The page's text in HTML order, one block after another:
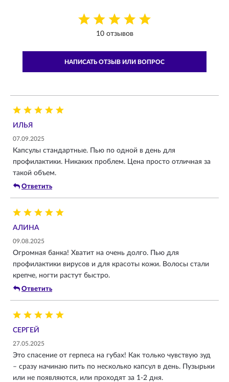
10 отзывов
НАПИСАТЬ ОТЗЫВ ИЛИ ВОПРОС
ИЛЬЯ
07.09.2025
Капсулы стандартные. Пью по одной в день для
профилактики. Никаких проблем. Цена просто отличная за
такой объем.
Ответить
АЛИНА
09.08.2025
Огромная банка! Хватит на очень долго. Пью для
профилактики вирусов и для красоты кожи. Волосы стали
крепче, ногти растут быстро.
Ответить
СЕРГЕЙ
27.05.2025
Это спасение от герпеса на губах! Как только чувствую зуд
– сразу начинаю пить по несколько капсул в день. Пузырьки
или не появляются, или проходят за 1-2 дня.